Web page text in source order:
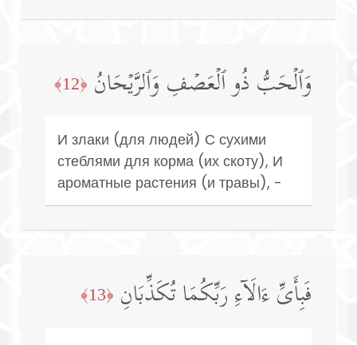
وَٱلۡحَبُّ ذُو ٱلۡعَصۡفِ وَٱلرَّیۡحَانُ ﴿12﴾
И злаки (для людей) С сухими
стеблями для корма (их скоту), И
ароматные растения (и травы), -
فَبِأَیِّ ءَالَاۤءِ رَبِّكُمَا تُكَذِّبَانِ ﴿13﴾